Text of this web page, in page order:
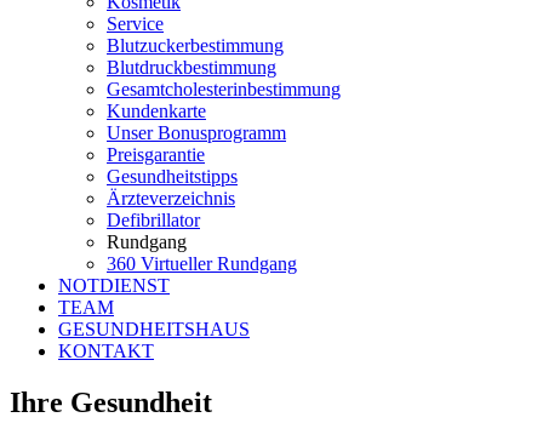
Service
Blutzuckerbestimmung
Blutdruckbestimmung
Gesamtcholesterinbestimmung
Kundenkarte
Unser Bonusprogramm
Preisgarantie
Gesundheitstipps
Ärzteverzeichnis
Defibrillator
Rundgang
360 Virtueller Rundgang
NOTDIENST
TEAM
GESUNDHEITSHAUS
KONTAKT
Ihre Gesundheit